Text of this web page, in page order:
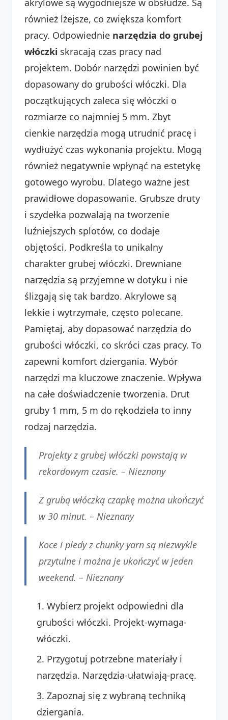
również lżejsze, co zwiększa komfort
pracy. Odpowiednie narzędzia do grubej
włóczki skracają czas pracy nad
projektem. Dobór narzędzi powinien być
dopasowany do grubości włóczki. Dla
początkujących zaleca się włóczki o
rozmiarze co najmniej 5 mm. Zbyt
cienkie narzędzia mogą utrudnić pracę i
wydłużyć czas wykonania projektu. Mogą
również negatywnie wpłynąć na estetykę
gotowego wyrobu. Dlatego ważne jest
prawidłowe dopasowanie. Grubsze druty
i szydełka pozwalają na tworzenie
luźniejszych splotów, co dodaje
objętości. Podkreśla to unikalny
charakter grubej włóczki. Drewniane
narzędzia są przyjemne w dotyku i nie
ślizgają się tak bardzo. Akrylowe są
lekkie i wytrzymałe, często polecane.
Pamiętaj, aby dopasować narzędzia do
grubości włóczki, co skróci czas pracy. To
zapewni komfort dziergania. Wybór
narzędzi ma kluczowe znaczenie. Wpływa
na całe doświadczenie tworzenia. Drut
gruby 1 mm, 5 m do rękodzieła to inny
rodzaj narzędzia.
Projekty z grubej włóczki powstają w
rekordowym czasie. – Nieznany
Z grubą włóczką czapkę można ukończyć
w 30 minut. – Nieznany
Koce i pledy z chunky yarn są niezwykle
przytulne i można je ukończyć w jeden
weekend. – Nieznany
Wybierz projekt odpowiedni dla
grubości włóczki. Projekt-wymaga-
włóczki.
Przygotuj potrzebne materiały i
narzędzia. Narzędzia-ułatwiają-pracę.
Zapoznaj się z wybraną techniką
dziergania.